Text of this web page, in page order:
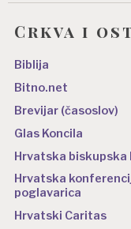
Crkva i
Biblija
Bitno.net
Brevijar (časoslov)
Glas Koncila
Hrvatska
Hrvatska
poglavarica
Hrvatski Caritas